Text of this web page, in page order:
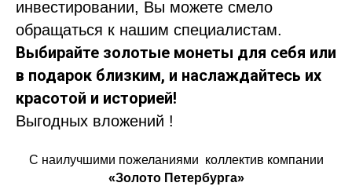
инвестировании, Вы можете смело
обращаться к нашим специалистам.
Выбирайте золотые монеты для себя или
в подарок близким, и наслаждайтесь их
красотой и историей!
Выгодных вложений !
С наилучшими пожеланиями коллектив компании
«Золото Петербурга»